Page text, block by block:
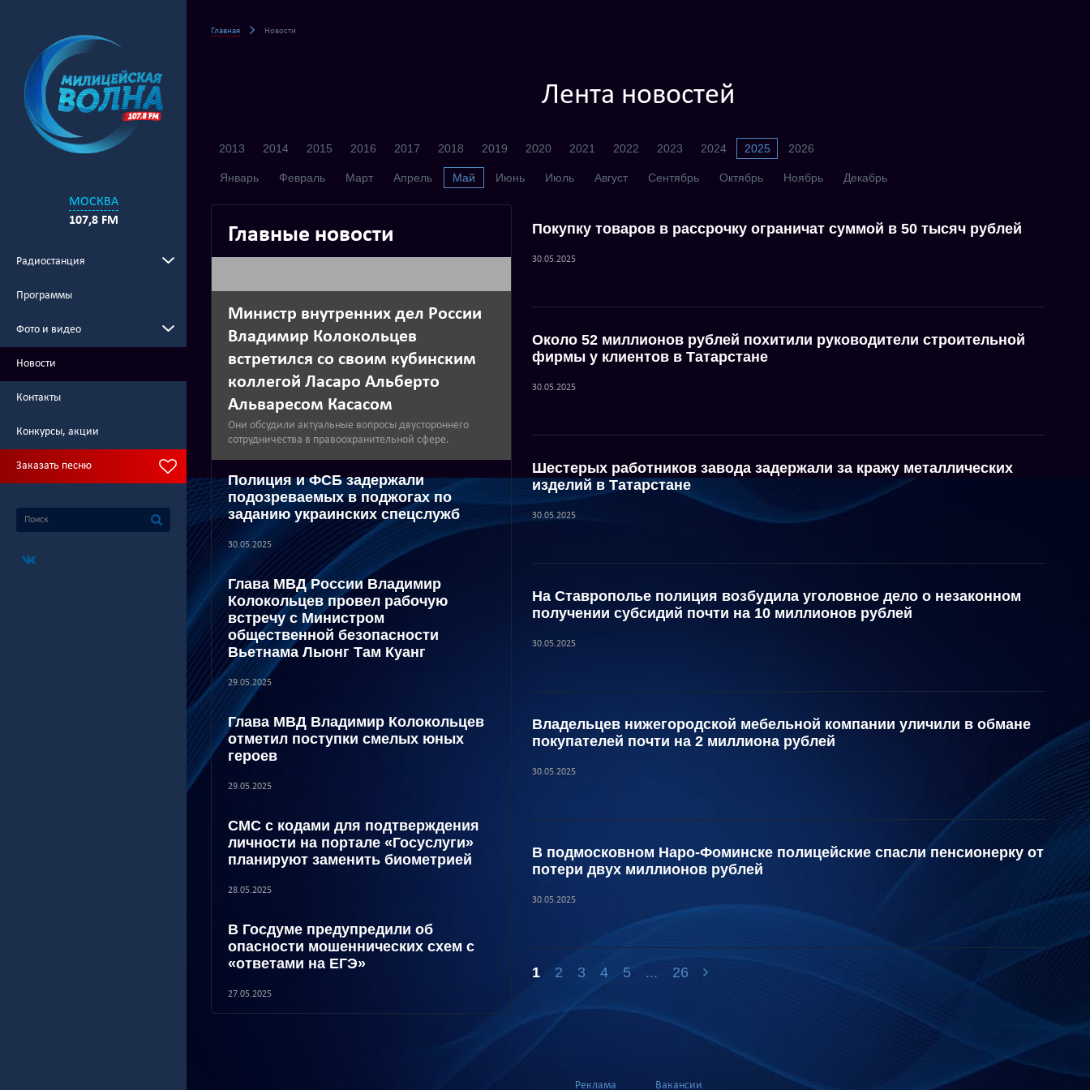
МОСКВА
107,8 FM
Радиостанция
Программы
Фото и видео
Новости
Контакты
Конкурсы, акции
Заказать песню
Главная Новости
Лента новостей
2013 2014 2015 2016 2017 2018 2019 2020 2021 2022 2023 2024 2025 2026
Январь Февраль Март Апрель Май Июнь Июль Август Сентябрь Октябрь Ноябрь Декабрь
Главные новости
Министр внутренних дел России
Владимир Колокольцев
встретился со своим кубинским
коллегой Ласаро Альберто
Альваресом Касасом
Они обсудили актуальные вопросы двустороннего
сотрудничества в правоохранительной сфере.
Полиция и ФСБ задержали
подозреваемых в поджогах по
заданию украинских спецслужб
30.05.2025
Глава МВД России Владимир
Колокольцев провел рабочую
встречу с Министром
общественной безопасности
Вьетнама Лыонг Там Куанг
29.05.2025
Глава МВД Владимир Колокольцев
отметил поступки смелых юных
героев
29.05.2025
СМС с кодами для подтверждения
личности на портале «Госуслуги»
планируют заменить биометрией
28.05.2025
В Госдуме предупредили об
опасности мошеннических схем с
«ответами на ЕГЭ»
27.05.2025
Покупку товаров в рассрочку ограничат суммой в 50 тысяч рублей
30.05.2025
Около 52 миллионов рублей похитили руководители строительной
фирмы у клиентов в Татарстане
30.05.2025
Шестерых работников завода задержали за кражу металлических
изделий в Татарстане
30.05.2025
На Ставрополье полиция возбудила уголовное дело о незаконном
получении субсидий почти на 10 миллионов рублей
30.05.2025
Владельцев нижегородской мебельной компании уличили в обмане
покупателей почти на 2 миллиона рублей
30.05.2025
В подмосковном Наро-Фоминске полицейские спасли пенсионерку от
потери двух миллионов рублей
30.05.2025
1 2 3 4 5 ... 26
Реклама Вакансии